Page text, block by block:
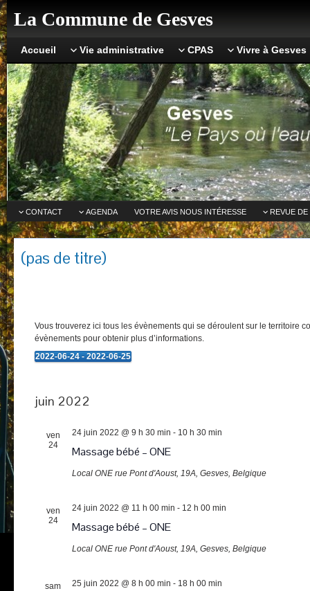
La Commune de Gesves
Accueil Vie administrative CPAS Vivre à Gesves
CONTACT AGENDA VOTRE AVIS NOUS INTÉRESSE REVUE DE
(pas de titre)
Vous trouverez ici tous les évènements qui se déroulent sur le territoire
évènements pour obtenir plus d’informations.
Évènements
2022-06-24 - 2022-06-25
juin 2022
ven
24
Massage bébé – ONE
24 juin 2022 @ 9 h 30 min - 10 h 30 min
Local ONE rue Pont d'Aoust, 19A, Gesves, Belgique
ven
24
Massage bébé – ONE
24 juin 2022 @ 11 h 00 min - 12 h 00 min
Local ONE rue Pont d'Aoust, 19A, Gesves, Belgique
sam
25 juin 2022 @ 8 h 00 min - 18 h 00 min